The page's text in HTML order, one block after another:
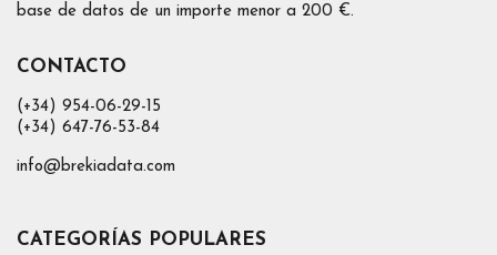
base de datos de un importe menor a 200 €.
CONTACTO
(+34) 954-06-29-15
(+34) 647-76-53-84
info@brekiadata.com
CATEGORÍAS POPULARES